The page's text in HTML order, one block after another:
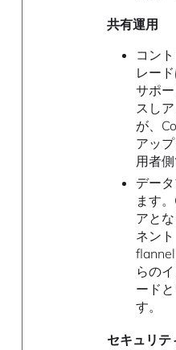
共有運用
コン
レー
サポ
スし
が、
アッ
用者側
デー
ます
アと
ネン
らの
ード
す。
セキュリテ